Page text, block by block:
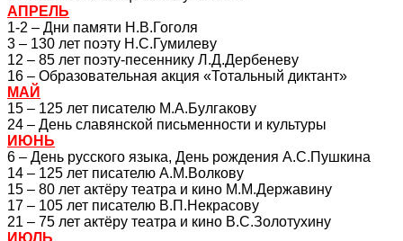
АПРЕЛЬ
1-2 – Дни памяти Н.В.Гоголя
3 – 130 лет поэту Н.С.Гумилеву
12 – 85 лет поэту-песеннику Л.Д.Дербеневу
16 – Образовательная акция «Тотальный диктант»
МАЙ
15 – 125 лет писателю М.А.Булгакову
24 – День славянской письменности и культуры
ИЮНЬ
6 – День русского языка, День рождения А.С.Пушкина
14 – 125 лет писателю А.М.Волкову
15 – 80 лет актёру театра и кино М.М.Державину
17 – 105 лет писателю В.П.Некрасову
21 – 75 лет актёру театра и кино В.С.Золотухину